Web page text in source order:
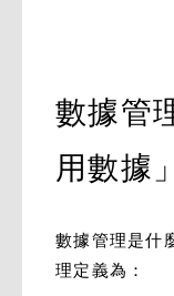
數據管
用數據
數據管理是什
理定義為：